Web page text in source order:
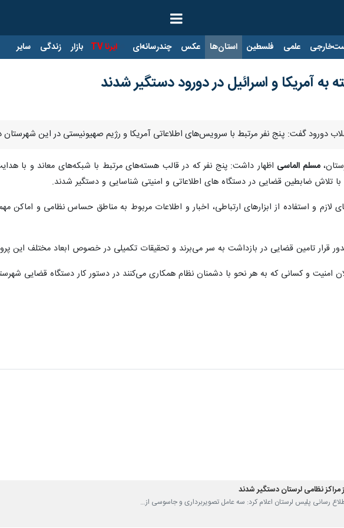
علمی فلسطین استان‌ها عکس چندرسانه‌ای ایرنا TV بازار زندگی سایر
آمریکا و اسرائیل در دورود دستگیر شدند